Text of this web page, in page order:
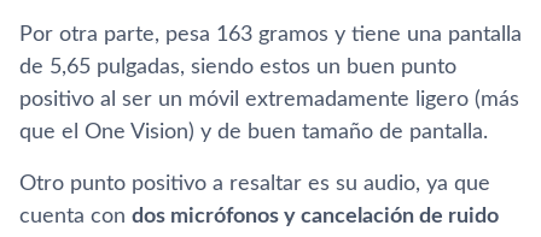
Por otra parte, pesa 163 gramos y tiene una pantalla
de 5,65 pulgadas, siendo estos un buen punto
positivo al ser un móvil extremadamente ligero (más
que el One Vision) y de buen tamaño de pantalla.
Otro punto positivo a resaltar es su audio, ya que
cuenta con dos micrófonos y cancelación de ruido